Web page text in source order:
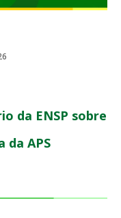
da ENSP sobre
da APS